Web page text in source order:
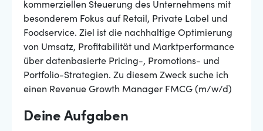
kommerziellen Steuerung des Unternehmens mit
besonderem Fokus auf Retail, Private Label und
Foodservice. Ziel ist die nachhaltige Optimierung
von Umsatz, Profitabilität und Marktperformance
über datenbasierte Pricing-, Promotions- und
Portfolio-Strategien. Zu diesem Zweck suche ich
einen Revenue Growth Manager FMCG (m/w/d)
Deine Aufgaben